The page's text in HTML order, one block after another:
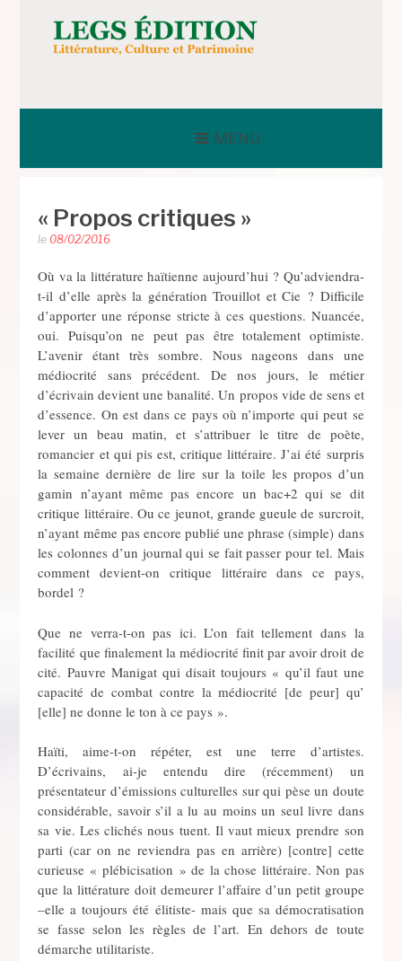
contenuLEGS ÉDITION
MENU
« Propos critiques »
le 08/02/2016
Où va la littérature haïtienne aujourd’hui ? Qu’adviendra-
t-il d’elle après la génération Trouillot et Cie ? Difficile
d’apporter une réponse stricte à ces questions. Nuancée,
oui. Puisqu’on ne peut pas être totalement optimiste.
L’avenir étant très sombre. Nous nageons dans une
médiocrité sans précédent. De nos jours, le métier
d’écrivain devient une banalité. Un propos vide de sens et
d’essence. On est dans ce pays où n’importe qui peut se
lever un beau matin, et s’attribuer le titre de poète,
romancier et qui pis est, critique littéraire. J’ai été surpris
la semaine dernière de lire sur la toile les propos d’un
gamin n’ayant même pas encore un bac+2 qui se dit
critique littéraire. Ou ce jeunot, grande gueule de surcroit,
n’ayant même pas encore publié une phrase (simple) dans
les colonnes d’un journal qui se fait passer pour tel. Mais
comment devient-on critique littéraire dans ce pays,
bordel ?
Que ne verra-t-on pas ici. L’on fait tellement dans la
facilité que finalement la médiocrité finit par avoir droit de
cité. Pauvre Manigat qui disait toujours « qu’il faut une
capacité de combat contre la médiocrité [de peur] qu’
[elle] ne donne le ton à ce pays ».
Haïti, aime-t-on répéter, est une terre d’artistes.
D’écrivains, ai-je entendu dire (récemment) un
présentateur d’émissions culturelles sur qui pèse un doute
considérable, savoir s’il a lu au moins un seul livre dans
sa vie. Les clichés nous tuent. Il vaut mieux prendre son
parti (car on ne reviendra pas en arrière) [contre] cette
curieuse « plébicisation » de la chose littéraire. Non pas
que la littérature doit demeurer l’affaire d’un petit groupe
–elle a toujours été élitiste- mais que sa démocratisation
se fasse selon les règles de l’art. En dehors de toute
démarche utilitariste.